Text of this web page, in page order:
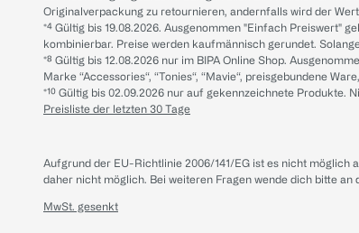
Originalverpackung zu retournieren, andernfalls wird der
*⁴ Gültig bis 19.08.2026. Ausgenommen "Einfach Preiswert"
kombinierbar. Preise werden kaufmännisch gerundet.
*⁸ Gültig bis 12.08.2026 nur im BIPA Online Shop.
Marke “Accessories“, “Tonies“, “Mavie“, preisgebundene
*¹⁰ Gültig bis 02.09.2026 nur auf gekennzeichnete
Preisliste der letzten 30 Tage
Aufgrund der EU-Richtlinie 2006/141/EG ist es nicht möglich
daher nicht möglich. Bei weiteren Fragen wende dich bitte an
MwSt. gesenkt